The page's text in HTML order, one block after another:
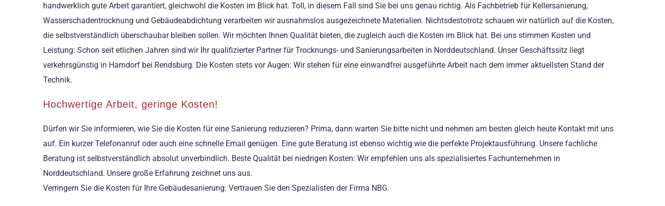
handwerklich gute Arbeit garantiert, gleichwohl die Kosten im Blick hat. Toll, in diesem Fall sind Sie bei uns genau richtig. Als Fachbetrieb für Kellersanierung,
Wasserschadentrocknung und Gebäudeabdichtung verarbeiten wir ausnahmslos ausgezeichnete Materialien. Nichtsdestotrotz schauen wir natürlich auf die Kosten,
die selbstverständlich überschaubar bleiben sollen. Wir möchten Ihnen Qualität bieten, die zugleich auch die Kosten im Blick hat. Bei uns stimmen Kosten und
Leistung: Schon seit etlichen Jahren sind wir Ihr qualifizierter Partner für Trocknungs- und Sanierungsarbeiten in Norddeutschland. Unser Geschäftssitz liegt
verkehrsgünstig in Hamdorf bei Rendsburg. Die Kosten stets vor Augen: Wir stehen für eine einwandfrei ausgeführte Arbeit nach dem immer aktuellsten Stand der
Technik.
Hochwertige Arbeit, geringe Kosten!
Dürfen wir Sie informieren, wie Sie die Kosten für eine Sanierung reduzieren? Prima, dann warten Sie bitte nicht und nehmen am besten gleich heute Kontakt mit uns
auf. Ein kurzer Telefonanruf oder auch eine schnelle Email genügen. Eine gute Beratung ist ebenso wichtig wie die perfekte Projektausführung. Unsere fachliche
Beratung ist selbstverständlich absolut unverbindlich. Beste Qualität bei niedrigen Kosten: Wir empfehlen uns als spezialisiertes Fachunternehmen in
Norddeutschland. Unsere große Erfahrung zeichnet uns aus.
Verringern Sie die Kosten für Ihre Gebäudesanierung: Vertrauen Sie den Spezialisten der Firma NBG.